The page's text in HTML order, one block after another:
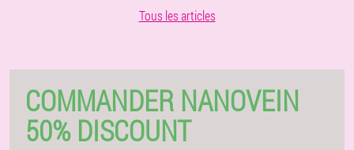
Tous les articles
COMMANDER NANOVEIN
50% DISCOUNT